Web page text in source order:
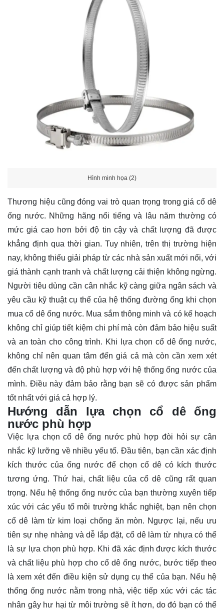
Hình minh họa (2)
Thương hiệu cũng đóng vai trò quan trọng trong giá cổ dê
ống nước. Những hãng nổi tiếng và lâu năm thường có
mức giá cao hơn bởi độ tin cậy và chất lượng đã được
khẳng định qua thời gian. Tuy nhiên, trên thị trường hiện
nay, không thiếu giải pháp từ các nhà sản xuất mới nổi, với
giá thành cạnh tranh và chất lượng cải thiện không ngừng.
Người tiêu dùng cần cân nhắc kỹ càng giữa ngân sách và
yêu cầu kỹ thuật cụ thể của hệ thống đường ống khi chọn
mua cổ dê ống nước. Mua sắm thông minh và có kế hoạch
không chỉ giúp tiết kiệm chi phí mà còn đảm bảo hiệu suất
và an toàn cho công trình. Khi lựa chọn cổ dê ống nước,
không chỉ nên quan tâm đến giá cả mà còn cần xem xét
đến chất lượng và độ phù hợp với hệ thống ống nước của
mình. Điều này đảm bảo rằng bạn sẽ có được sản phẩm
tốt nhất với giá cả hợp lý.
Hướng dẫn lựa chọn cổ dê ống
nước phù hợp
Việc lựa chọn cổ dê ống nước phù hợp đòi hỏi sự cân
nhắc kỹ lưỡng về nhiều yếu tố. Đầu tiên, bạn cần xác định
kích thước của ống nước để chọn cổ dê có kích thước
tương ứng. Thứ hai, chất liệu của cổ dê cũng rất quan
trọng. Nếu hệ thống ống nước của bạn thường xuyên tiếp
xúc với các yếu tố môi trường khắc nghiệt, bạn nên chọn
cổ dê làm từ kim loại chống ăn mòn. Ngược lại, nếu ưu
tiên sự nhẹ nhàng và dễ lắp đặt, cổ dê làm từ nhựa có thể
là sự lựa chọn phù hợp. Khi đã xác định được kích thước
và chất liệu phù hợp cho cổ dê ống nước, bước tiếp theo
là xem xét đến điều kiện sử dụng cụ thể của bạn. Nếu hệ
thống ống nước nằm trong nhà, việc tiếp xúc với các tác
nhân gây hư hại từ môi trường sẽ ít hơn, do đó bạn có thể